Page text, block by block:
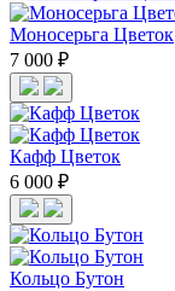
Моносерьга Цветок
7 000 ₽
Кафф Цветок
6 000 ₽
Кольцо Бутон